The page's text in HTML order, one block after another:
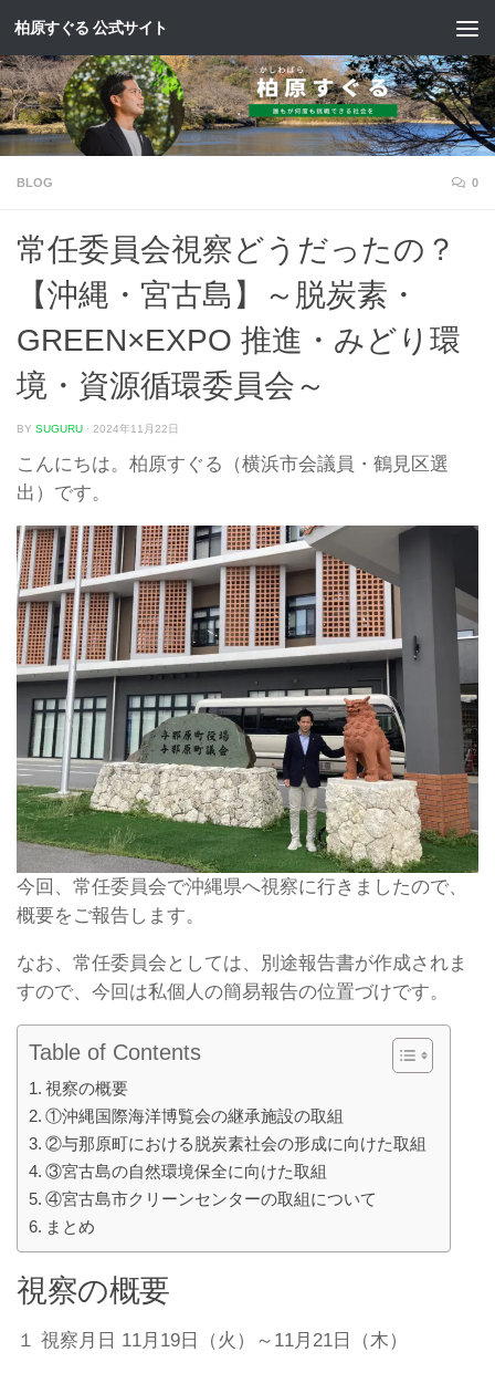
コンテンツへスキップ
柏原すぐる 公式サイト
BLOG 0
常任委員会視察どうだったの？
【沖縄・宮古島】～脱炭素・
GREEN×EXPO 推進・みどり環
境・資源循環委員会～
BY SUGURU · 2024年11月22日
こんにちは。柏原すぐる（横浜市会議員・鶴見区選
出）です。
今回、常任委員会で沖縄県へ視察に行きましたので、
概要をご報告します。
なお、常任委員会としては、別途報告書が作成されま
すので、今回は私個人の簡易報告の位置づけです。
Table of Contents
視察の概要
①沖縄国際海洋博覧会の継承施設の取組
②与那原町における脱炭素社会の形成に向けた取組
③宮古島の自然環境保全に向けた取組
④宮古島市クリーンセンターの取組について
まとめ
視察の概要
１ 視察月日 11月19日（火）～11月21日（木）